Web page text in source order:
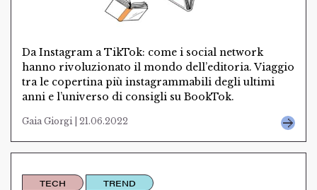
Da Instagram a TikTok: come i social network
hanno rivoluzionato il mondo dell’editoria. Viaggio
tra le copertina più instagrammabili degli ultimi
anni e l’universo di consigli su BookTok.
Gaia Giorgi | 21.06.2022
TECH TREND